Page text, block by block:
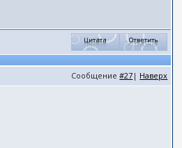
Сообщение#27 | Наверх